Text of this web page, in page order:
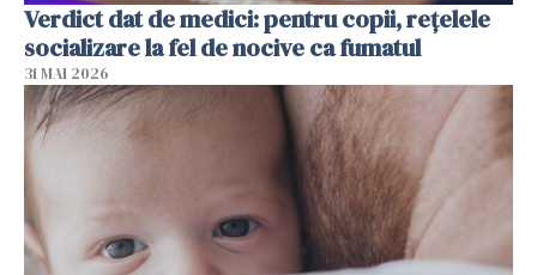
Verdict dat de medici: pentru copii, rețelele
socializare la fel de nocive ca fumatul
31 MAI 2026